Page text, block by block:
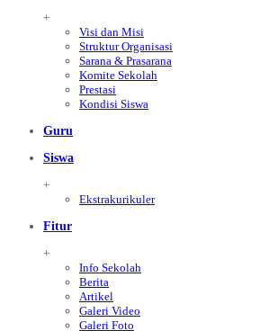
+
Visi dan Misi
Struktur Organisasi
Sarana & Prasarana
Komite Sekolah
Prestasi
Kondisi Siswa
Guru
Siswa
+
Ekstrakurikuler
Fitur
+
Info Sekolah
Berita
Artikel
Galeri Video
Galeri Foto